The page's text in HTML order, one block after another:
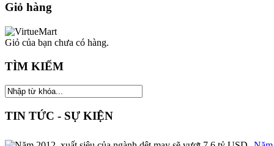
Giỏ hàng
Giỏ của bạn chưa có hàng.
TÌM KIẾM
TIN TỨC - SỰ KIỆN